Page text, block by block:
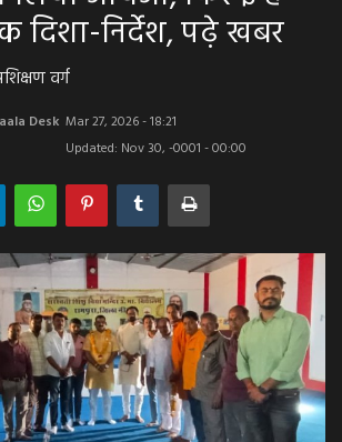
दिशा-निर्देश, पढ़े खबर
वर्ग
Desk Mar 27, 2026 - 18:21
Updated: Nov 30, -0001 - 00:00